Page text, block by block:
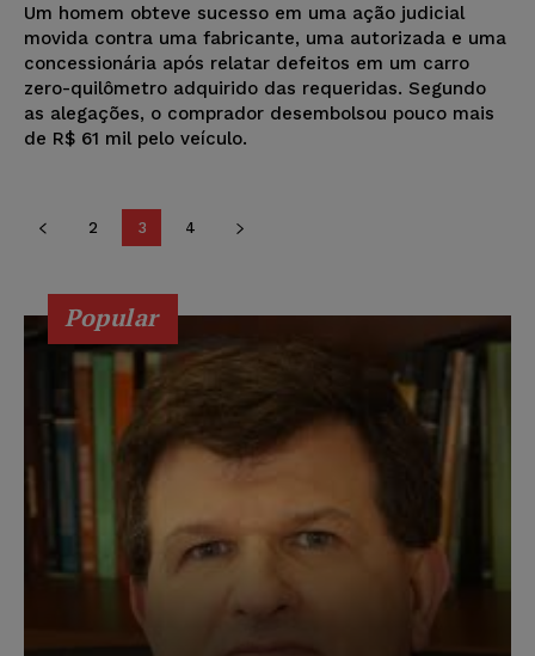
Um homem obteve sucesso em uma ação judicial
movida contra uma fabricante, uma autorizada e uma
concessionária após relatar defeitos em um carro
zero-quilômetro adquirido das requeridas. Segundo
as alegações, o comprador desembolsou pouco mais
de R$ 61 mil pelo veículo.
2 3 4
Popular